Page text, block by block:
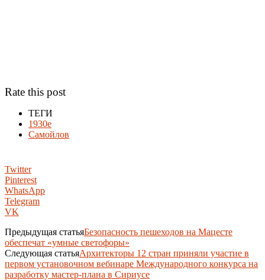
Rate this post
ТЕГИ
1930е
Самойлов
Twitter
Pinterest
WhatsApp
Telegram
VK
Предыдущая статьяБезопасность пешеходов на Мацесте
обеспечат «умные светофоры»
Следующая статьяАрхитекторы 12 стран приняли участие в
первом установочном вебинаре Международного конкурса на
разработку мастер-плана в Сириусе